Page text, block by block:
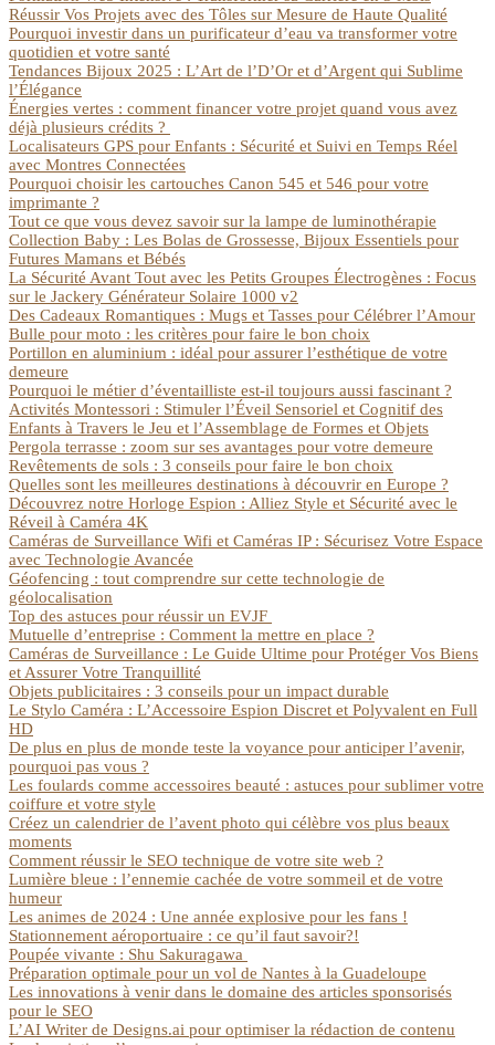
Réussir Vos Projets avec des Tôles sur Mesure de Haute Qualité
Pourquoi investir dans un purificateur d’eau va transformer votre
quotidien et votre santé
Tendances Bijoux 2025 : L’Art de l’D’Or et d’Argent qui Sublime
l’Élégance
Énergies vertes : comment financer votre projet quand vous avez
déjà plusieurs crédits ?
Localisateurs GPS pour Enfants : Sécurité et Suivi en Temps Réel
avec Montres Connectées
Pourquoi choisir les cartouches Canon 545 et 546 pour votre
imprimante ?
Tout ce que vous devez savoir sur la lampe de luminothérapie
Collection Baby : Les Bolas de Grossesse, Bijoux Essentiels pour
Futures Mamans et Bébés
La Sécurité Avant Tout avec les Petits Groupes Électrogènes : Focus
sur le Jackery Générateur Solaire 1000 v2
Des Cadeaux Romantiques : Mugs et Tasses pour Célébrer l’Amour
Bulle pour moto : les critères pour faire le bon choix
Portillon en aluminium : idéal pour assurer l’esthétique de votre
demeure
Pourquoi le métier d’éventailliste est-il toujours aussi fascinant ?
Activités Montessori : Stimuler l’Éveil Sensoriel et Cognitif des
Enfants à Travers le Jeu et l’Assemblage de Formes et Objets
Pergola terrasse : zoom sur ses avantages pour votre demeure
Revêtements de sols : 3 conseils pour faire le bon choix
Quelles sont les meilleures destinations à découvrir en Europe ?
Découvrez notre Horloge Espion : Alliez Style et Sécurité avec le
Réveil à Caméra 4K
Caméras de Surveillance Wifi et Caméras IP : Sécurisez Votre Espace
avec Technologie Avancée
Géofencing : tout comprendre sur cette technologie de
géolocalisation
Top des astuces pour réussir un EVJF
Mutuelle d’entreprise : Comment la mettre en place ?
Caméras de Surveillance : Le Guide Ultime pour Protéger Vos Biens
et Assurer Votre Tranquillité
Objets publicitaires : 3 conseils pour un impact durable
Le Stylo Caméra : L’Accessoire Espion Discret et Polyvalent en Full
HD
De plus en plus de monde teste la voyance pour anticiper l’avenir,
pourquoi pas vous ?
Les foulards comme accessoires beauté : astuces pour sublimer votre
coiffure et votre style
Créez un calendrier de l’avent photo qui célèbre vos plus beaux
moments
Comment réussir le SEO technique de votre site web ?
Lumière bleue : l’ennemie cachée de votre sommeil et de votre
humeur
Les animes de 2024 : Une année explosive pour les fans !
Stationnement aéroportuaire : ce qu’il faut savoir?!
Poupée vivante : Shu Sakuragawa
Préparation optimale pour un vol de Nantes à la Guadeloupe
Les innovations à venir dans le domaine des articles sponsorisés
pour le SEO
L’AI Writer de Designs.ai pour optimiser la rédaction de contenu